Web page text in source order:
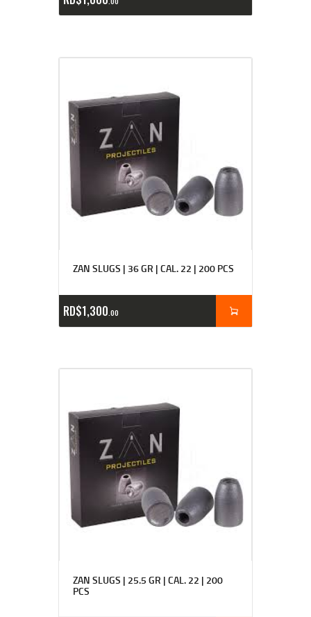
ZAN SLUGS | 36 GR | CAL. 22 | 200 PCS
RD$1,300 00
ZAN SLUGS | 25.5 GR | CAL. 22 | 200
PCS